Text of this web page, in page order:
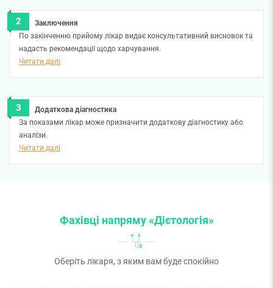
Заключення
По закінченню прийому лікар видає консультативний висновок та
надасть рекомендації щодо харчування.
Читати далі
Додаткова діагностика
За показами лікар може призначити додаткову діагностику або
аналізи.
Читати далі
Фахівці напряму «Дієтологія»
Оберіть лікаря, з яким вам буде спокійно